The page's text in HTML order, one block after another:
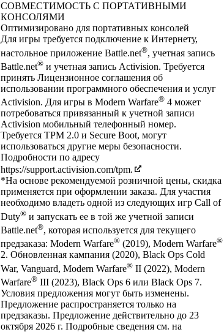
Available actions
СОВМЕСТИМОСТЬ С ПОРТАТИВНЫМИ
КОНСОЛЯМИ
Оптимизировано для портативных консолей
Для игры требуется подключение к Интернету,
настольное приложение Battle.net®, учетная запись
Battle.net® и учетная запись Activision. Требуется
принять Лицензионное соглашения об
использовании программного обеспечения и услуг
Activision. Для игры в Modern Warfare® 4 может
потребоваться привязанный к учетной записи
Activision мобильный телефонный номер.
Требуется TPM 2.0 и Secure Boot, могут
использоваться другие меры безопасности.
Подробности по адресу
https://support.activision.com/tpm.
*На основе рекомендуемой розничной цены, скидка
применяется при оформлении заказа. Для участия
необходимо владеть одной из следующих игр Call of
Duty® и запускать ее в той же учетной записи
Battle.net®, которая используется для текущего
предзаказа: Modern Warfare® (2019), Modern Warfare®
2. Обновленная кампания (2020), Black Ops Cold
War, Vanguard, Modern Warfare® II (2022), Modern
Warfare® III (2023), Black Ops 6 или Black Ops 7.
Условия предложения могут быть изменены.
Предложение распространяется только на
предзаказы. Предложение действительно до 23
октября 2026 г. Подробные сведения см. на